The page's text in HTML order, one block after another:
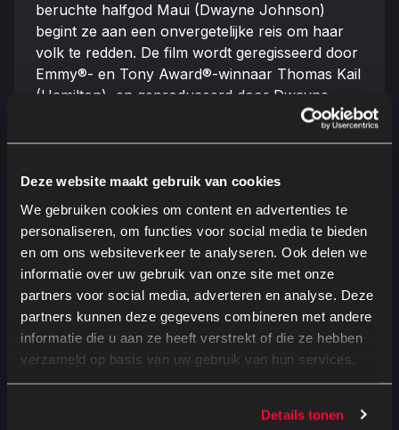
Deze website maakt gebruik van cookies
We gebruiken cookies om content en advertenties te
personaliseren, om functies voor social media te bieden
en om ons websiteverkeer te analyseren. Ook delen we
informatie over uw gebruik van onze site met onze
partners voor social media, adverteren en analyse. Deze
partners kunnen deze gegevens combineren met andere
informatie die u aan ze heeft verstrekt of die ze hebben
verzameld op basis van uw gebruik van hun services.
Details tonen
beruchte halfgod Maui (Dwayne Johnson)
begint ze aan een onvergetelijke reis om haar
volk te redden. De film wordt geregisseerd door
Emmy®- en Tony Award®-winnaar Thomas Kail
(Hamilton), en geproduceerd door Dwayne
Johnson, Dany Garcia, Beau Flynn, Hiram
Garcia en Lin-Manuel Miranda. Thomas Kail,
Cravalho – die Vaiana insprak in de animatiefilms
Vaiana en Vaiana 2 – zijn uitvoerend producent.
Vaiana bevat nieuwe liedjes van Lin-Manuel
Miranda, Opetaia Foa'i en Mark Mancina. De
film is vanaf 8 juli 2026 exclusief te zien in de
bioscoop, met indrukwekkende beelden, geluid
en muziek.
Genres